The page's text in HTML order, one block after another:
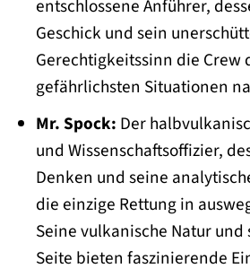
entschlossene Anführer,
Geschick und sein
Gerechtigkeitssinn die Crew
gefährlichsten Situationen
Mr. Spock: Der
und Wissenschaftsoffizier,
Denken und seine
die einzige Rettung in
Seine vulkanische Natur
Seite bieten faszinierende